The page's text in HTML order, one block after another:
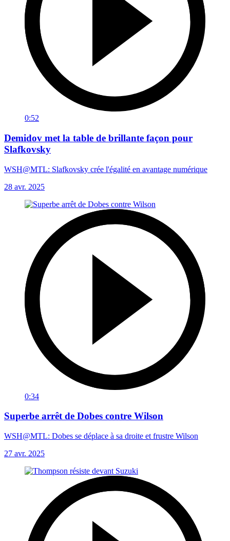
0:52
Demidov met la table de brillante façon pour
Slafkovsky
WSH@MTL: Slafkovsky crée l'égalité en avantage numérique
28 avr. 2025
0:34
Superbe arrêt de Dobes contre Wilson
WSH@MTL: Dobes se déplace à sa droite et frustre Wilson
27 avr. 2025